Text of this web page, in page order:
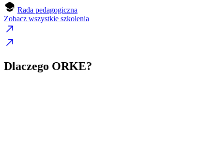
Rada pedagogiczna
Zobacz wszystkie szkolenia
Dlaczego ORKE?